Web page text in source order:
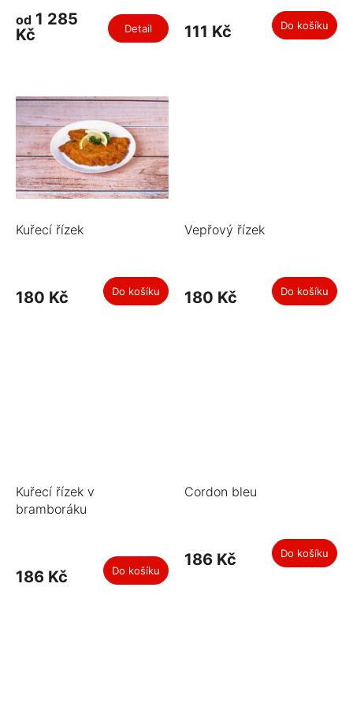
ů
od 1 285
Kč
Detail 111 Kč Do košíku
Kuřecí řízek
180 Kč Do košíku
Vepřový řízek
180 Kč Do košíku
Kuřecí řízek v
bramboráku
186 Kč Do košíku
Cordon bleu
186 Kč Do košíku